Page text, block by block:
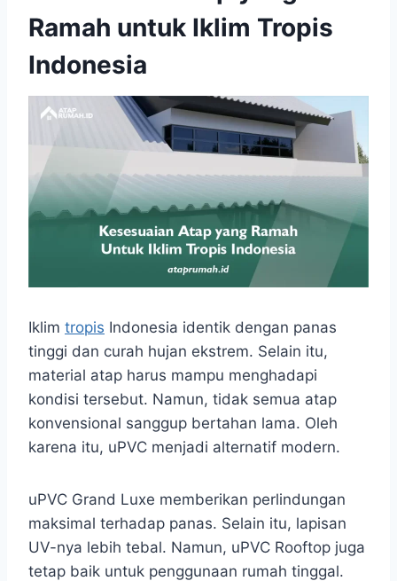
Ramah untuk Iklim Tropis
Indonesia
Iklim tropis Indonesia identik dengan panas
tinggi dan curah hujan ekstrem. Selain itu,
material atap harus mampu menghadapi
kondisi tersebut. Namun, tidak semua atap
konvensional sanggup bertahan lama. Oleh
karena itu, uPVC menjadi alternatif modern.
uPVC Grand Luxe memberikan perlindungan
maksimal terhadap panas. Selain itu, lapisan
UV-nya lebih tebal. Namun, uPVC Rooftop juga
tetap baik untuk penggunaan rumah tinggal.